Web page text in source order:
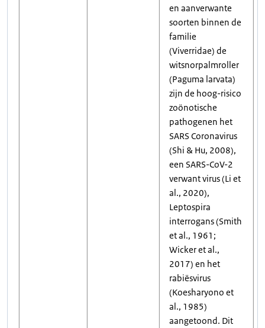
en aanverwante
soorten binnen de
familie
(Viverridae) de
witsnorpalmroller
(Paguma larvata)
zijn de hoog-risico
zoönotische
pathogenen het
SARS Coronavirus
(Shi & Hu, 2008),
een SARS-CoV-2
verwant virus (Li et
al., 2020),
Leptospira
interrogans (Smith
et al., 1961;
Wicker et al.,
2017) en het
rabiësvirus
(Koesharyono et
al., 1985)
aangetoond. Dit